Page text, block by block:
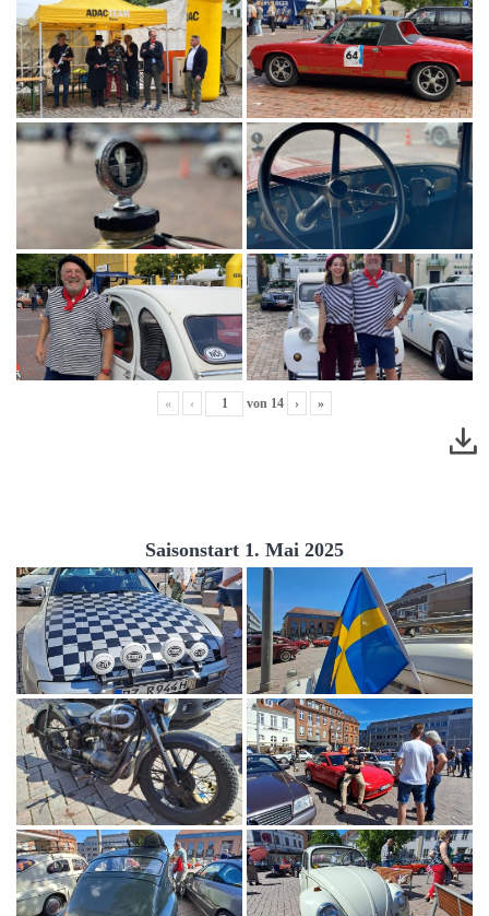
« ‹ von 14 › »
Saisonstart 1. Mai 2025